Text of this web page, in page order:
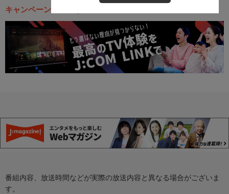
キャンペーン・お得な情報
番組内容、放送時間などが実際の放送内容と異なる場合がございま
す。